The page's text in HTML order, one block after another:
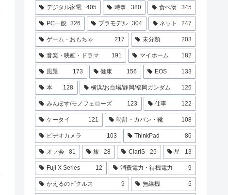
デジタル家電 405 時事 380 食べ物 345
PC一般 326 プラモデル 304 ネット 247
ゲーム・おもちゃ 217 未分類 203
音楽・映画・ドラマ 191 マイホーム 182
風景 173 健康 156 EOS 133
本 128 横浜/お台場/静岡/福岡ガンダム 126
みんぽす/モノフェローズ 123 仕事 122
ケータイ 121 時計・カバン・靴 108
ビデオカメラ 103 ThinkPad 86
オフ会 81 旅 28 ClariS 25 星 13
Fuji X Series 12 消費電力・待機電力 9
かえるのピクルス 9 無線機 5